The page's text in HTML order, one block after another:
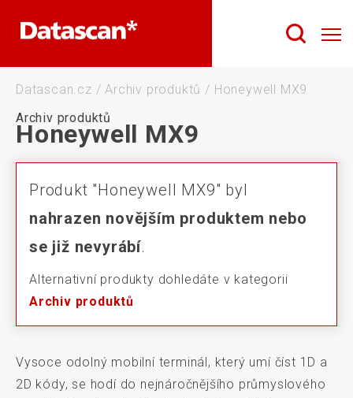
Datascan.cz / Archiv produktů / Honeywell MX9
Archiv produktů
Honeywell MX9
Produkt "Honeywell MX9" byl
nahrazen novějším produktem nebo
se již nevyrábí.
Alternativní produkty dohledáte v kategorii
Archiv produktů
Vysoce odolný mobilní terminál, který umí číst 1D a
2D kódy, se hodí do nejnáročnějšího průmyslového